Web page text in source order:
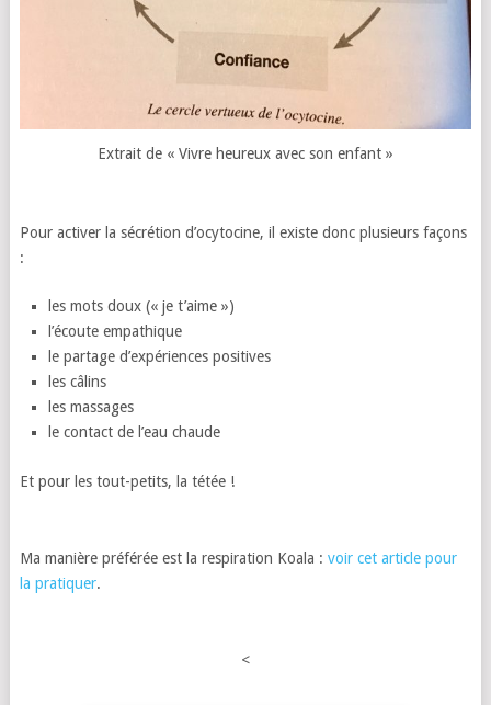
Extrait de « Vivre heureux avec son enfant »
Pour activer la sécrétion d’ocytocine, il existe donc plusieurs façons
:
les mots doux (« je t’aime »)
l’écoute empathique
le partage d’expériences positives
les câlins
les massages
le contact de l’eau chaude
Et pour les tout-petits, la tétée !
Ma manière préférée est la respiration Koala : voir cet article pour
la pratiquer.
<